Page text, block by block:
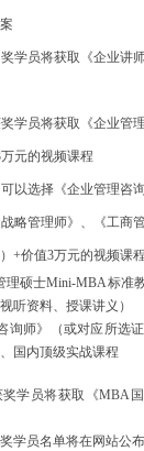
学员将获取《企业讲
学员将获取《企业管
万元的视频课程
可以选择《企业管理咨
略管理师》、《工商
）+价值3万元的视频课
理硕士Mini-MBA标准
听资料、授课讲义）
询师》（或对应所选
国内顶级实战课程
奖学员将获取《MBA
学员名单将在网站公